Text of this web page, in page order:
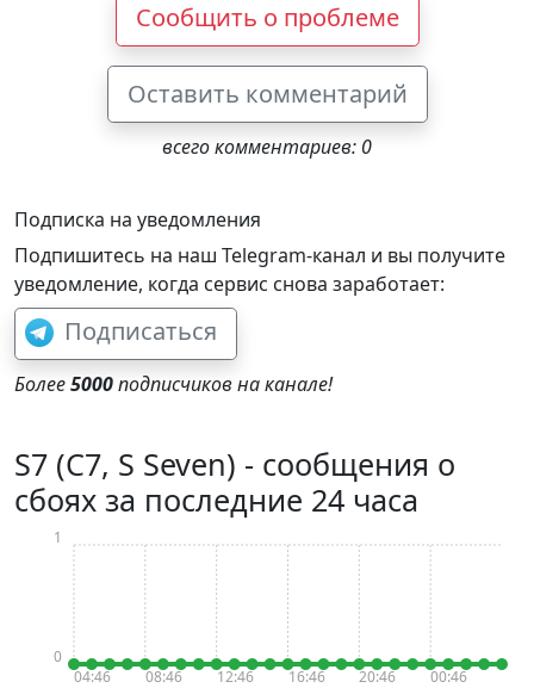
Сообщить о проблеме
Оставить комментарий
всего комментариев: 0
Подписка на уведомления
Подпишитесь на наш Telegram-канал и вы получите
уведомление, когда сервис снова заработает:
Подписаться
Более5000подписчиков на канале!
S7 (С7, S Seven) - сообщения о
сбоях за последние 24 часа
04:46 08:46 12:46 16:46 20:46 00:46
0
1